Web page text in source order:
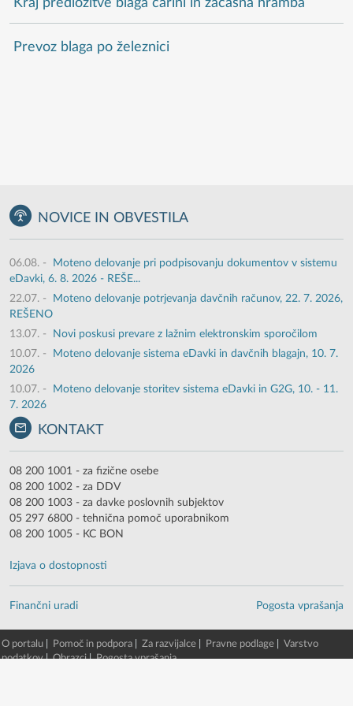
Kraj predložitve blaga carini in začasna hramba
Prevoz blaga po železnici
NOVICE IN OBVESTILA
06.08. -
Moteno delovanje pri podpisovanju dokumentov v sistemu
eDavki, 6. 8. 2026 - REŠE...
22.07. -
Moteno delovanje potrjevanja davčnih računov, 22. 7. 2026,
REŠENO
13.07. -
Novi poskusi prevare z lažnim elektronskim sporočilom
10.07. -
Moteno delovanje sistema eDavki in davčnih blagajn, 10. 7.
2026
10.07. -
Moteno delovanje storitev sistema eDavki in G2G, 10. - 11.
7. 2026
KONTAKT
08 200 1001 - za fizične osebe
08 200 1002 - za DDV
08 200 1003 - za davke poslovnih subjektov
05 297 6800 - tehnična pomoč uporabnikom
08 200 1005 - KC BON
Izjava o dostopnosti
Finančni uradi Pogosta vprašanja
O portalu Pomoč in podpora Za razvijalce Pravne podlage
Varstvo
podatkov|Obrazci|Pogosta vprašanja